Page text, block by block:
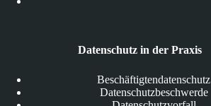
Datenschutz in der Praxis
Beschäftigtendatenschutz
Datenschutzbeschwerde